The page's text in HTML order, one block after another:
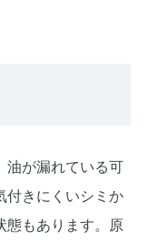
油が漏れている可
付きにくいシミか
態もあります。原